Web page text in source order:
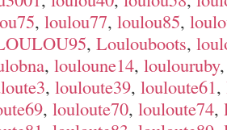
, loulou77, loulou85,
, Loulouboots,
, louloune14, loulouruby
, louloute39, louloute61,
, louloute70, louloute74,